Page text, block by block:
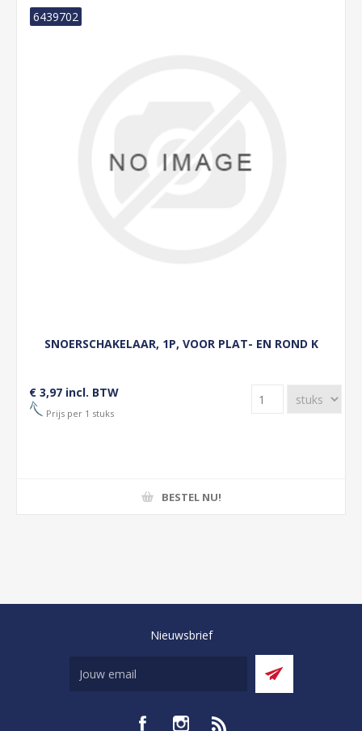
SNOERSCHAKELAAR, 1P, VOOR PLAT- EN ROND K
6439702
€ 3,97 incl. BTW
Prijs per 1 stuks
BESTEL NU!
Nieuwsbrief